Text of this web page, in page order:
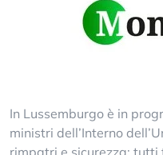
In Lussemburgo è in
ministri dell’Interno
rimpatri e sicurezza: tutti